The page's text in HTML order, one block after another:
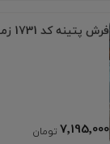
فرش پتینه کد 1731 زمینه تمام رنگ
7٬195٬000